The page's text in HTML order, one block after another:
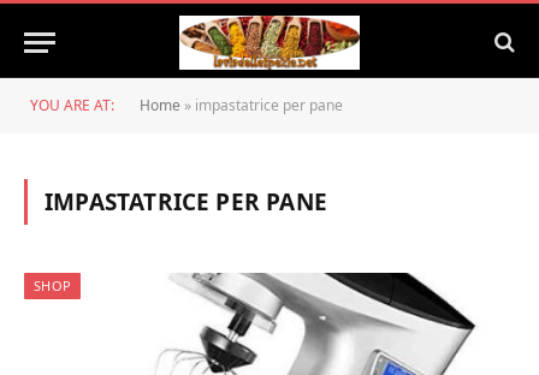
YOU ARE AT: Home » impastatrice per pane
IMPASTATRICE PER PANE
SHOP